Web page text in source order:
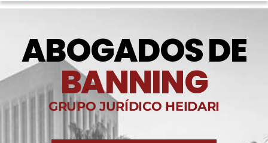
ABOGADOS DE
BANNING
GRUPO JURÍDICO HEIDARI